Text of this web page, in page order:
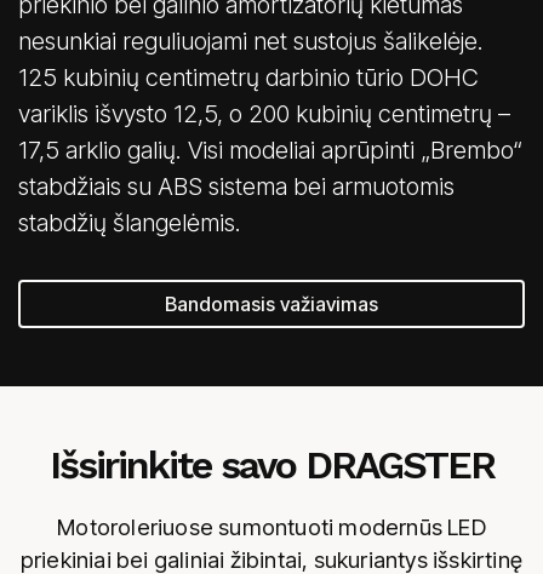
nesunkiai reguliuojami net sustojus šalikelėje.
125 kubinių centimetrų darbinio tūrio DOHC
variklis išvysto 12,5, o 200 kubinių centimetrų –
17,5 arklio galių. Visi modeliai aprūpinti „Brembo“
stabdžiais su ABS sistema bei armuotomis
stabdžių šlangelėmis.
Bandomasis važiavimas
Išsirinkite savo DRAGSTER
Motoroleriuose sumontuoti modernūs LED
priekiniai bei galiniai žibintai, sukuriantys išskirtinę